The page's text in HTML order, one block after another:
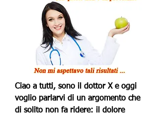
Ciao a tutti, sono il dottor X e oggi
voglio parlarvi di un argomento che
di solito non fa ridere: il dolore